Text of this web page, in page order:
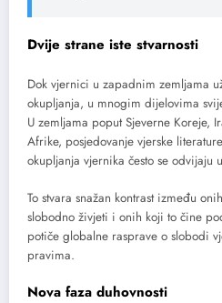
Dvije strane iste stvarnosti
Dok vjernici u zapadnim zemljama
okupljanja, u mnogim dijelovima
U zemljama poput Sjeverne Koreje,
Afrike, posjedovanje vjerske
okupljanja vjernika često se odvijaju
To stvara snažan kontrast između
slobodno živjeti i onih koji to čine
potiče globalne rasprave o slobodi
pravima.
Nova faza duhovnosti